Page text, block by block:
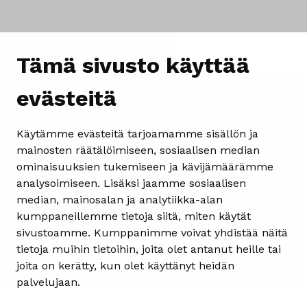
Tämä sivusto käyttää
evästeitä
Käytämme evästeitä tarjoamamme sisällön ja
mainosten räätälöimiseen, sosiaalisen median
ominaisuuksien tukemiseen ja kävijämäärämme
analysoimiseen. Lisäksi jaamme sosiaalisen
median, mainosalan ja analytiikka-alan
kumppaneillemme tietoja siitä, miten käytät
sivustoamme. Kumppanimme voivat yhdistää näitä
tietoja muihin tietoihin, joita olet antanut heille tai
joita on kerätty, kun olet käyttänyt heidän
palvelujaan.
Yhteystiedot
Heinolan matkailuinfo
Kauppakatu 4
18100 Heinola
ma-pe 08.30-15.30